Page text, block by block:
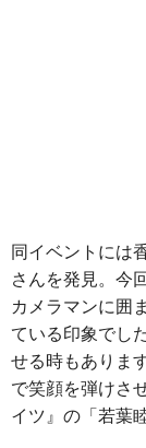
同イベントには
さんを発見。今
カメラマンに囲
ている印象でし
せる時もありま
で笑顔を弾けさ
イツ』の「若葉